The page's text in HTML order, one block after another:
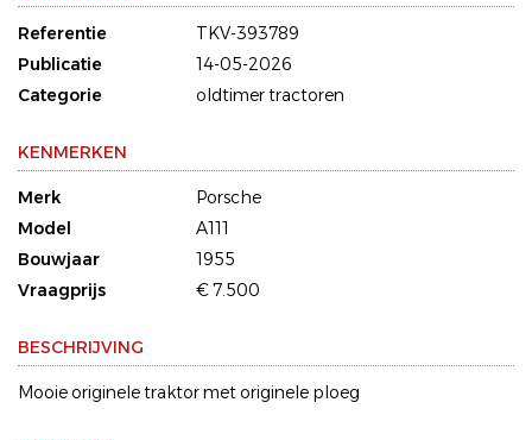
Referentie
TKV-393789
Publicatie
14-05-2026
Categorie
oldtimer tractoren
KENMERKEN
Merk
Porsche
Model
A111
Bouwjaar
1955
Vraagprijs
€ 7.500
BESCHRIJVING
Mooie originele traktor met originele ploeg